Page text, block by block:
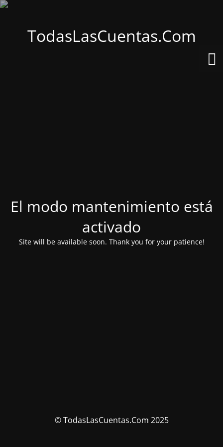
TodasLasCuentas.Com
El modo mantenimiento está
activado
Site will be available soon. Thank you for your patience!
© TodasLasCuentas.Com 2025